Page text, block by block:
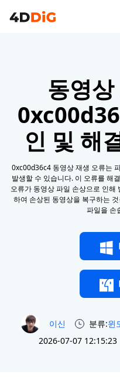
동영
인 및 해
0xc00d36c4 동영상 재생 오류는
발생할 수 있습니다. 이 오류를 해
오류가 동영상 파일 손상으로 인
하여 손상된 동영상을 복구하는
파일을 손
이신 분류:윈
2026-07-07 12:15:23